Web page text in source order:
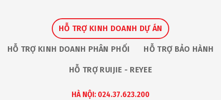
HỖ TRỢ KINH DOANH DỰ ÁN
HỖ TRỢ KINH DOANH PHÂN PHỐI HỖ TRỢ BẢO HÀNH
HỖ TRỢ RUIJIE - REYEE
HÀ NỘI: 024.37.623.200